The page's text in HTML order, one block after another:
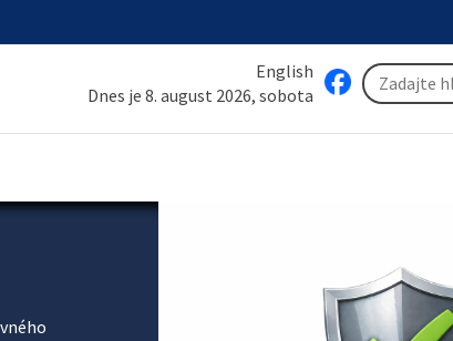
English
Dnes je 8. august 2026, sobota